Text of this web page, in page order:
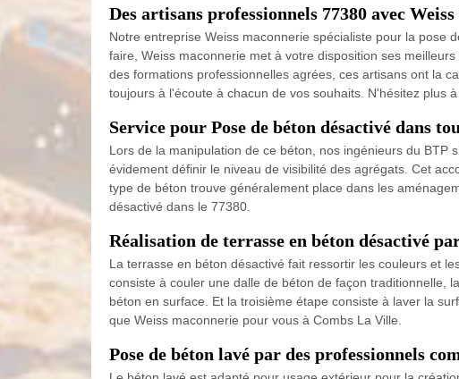
Des artisans professionnels 77380 avec
Notre entreprise Weiss maconnerie spécialiste pour la pose
faire, Weiss maconnerie met à votre disposition ses
des formations professionnelles agrées, ces artisans ont la
toujours à l'écoute à chacun de vos souhaits. N'hésitez plus
Service pour Pose de béton désactivé dans
Lors de la manipulation de ce béton, nos ingénieurs du BTP
évidement définir le niveau de visibilité des agrégats. Cet
type de béton trouve généralement place dans les
désactivé dans le 77380.
Réalisation de terrasse en béton désactivé
La terrasse en béton désactivé fait ressortir les couleurs et
consiste à couler une dalle de béton de façon traditionnelle,
béton en surface. Et la troisième étape consiste à laver la
que Weiss maconnerie pour vous à Combs La Ville.
Pose de béton lavé par des professionnels